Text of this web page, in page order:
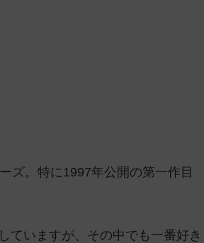
ズ。特に1997年公開の第一作目
ていますが、その中でも一番好き